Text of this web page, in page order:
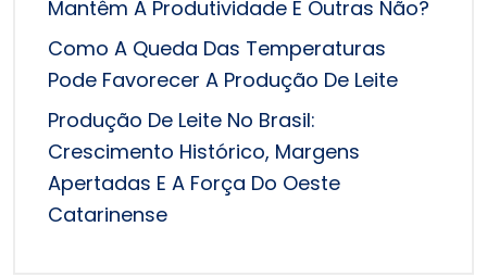
Mantêm A Produtividade E Outras Não?
Como A Queda Das Temperaturas
Pode Favorecer A Produção De Leite
Produção De Leite No Brasil:
Crescimento Histórico, Margens
Apertadas E A Força Do Oeste
Catarinense